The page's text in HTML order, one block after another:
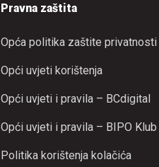
Pravna zaštita
Opća politika zaštite privatnosti
Opći uvjeti korištenja
Opći uvjeti i pravila – BCdigital
Opći uvjeti i pravila – BIPO Klub
Politika korištenja kolačića